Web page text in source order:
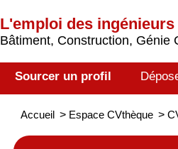
L'emploi des ingénieurs
Bâtiment, Construction, Génie
Sourcer un profil
Accueil > Espace CVthèque >